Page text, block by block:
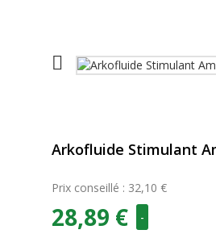

Arkofluide Stimulant
Prix conseillé : 32,10 €
28,89 € -